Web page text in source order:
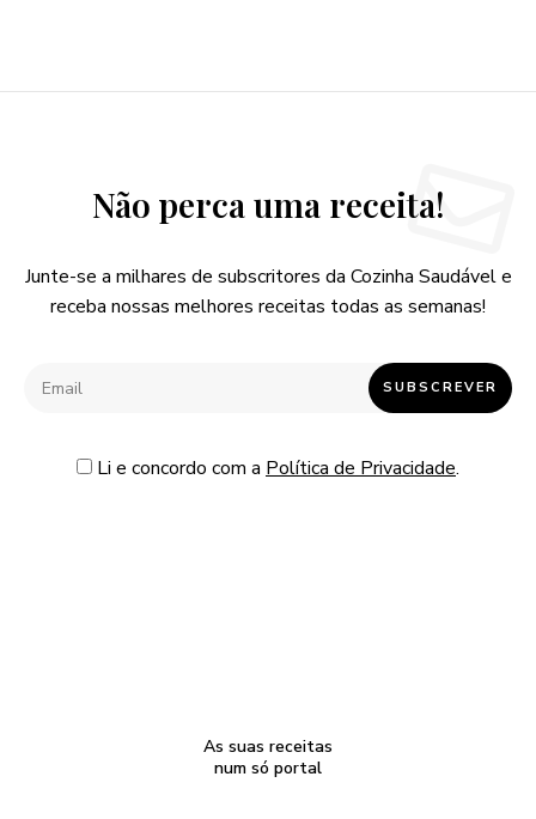
Não perca uma receita!
Junte-se a milhares de subscritores da Cozinha Saudável e
receba nossas melhores receitas todas as semanas!
Li e concordo com a Política de Privacidade.
As suas receitas
num só portal